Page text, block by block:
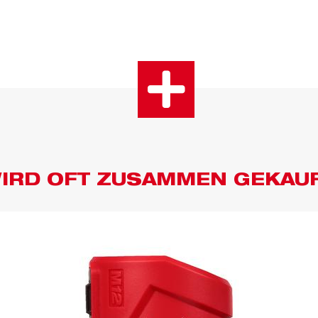
OFT ZUSAMMEN